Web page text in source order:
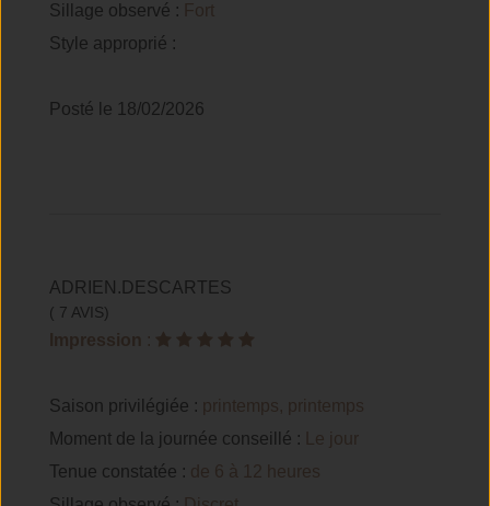
Sillage observé : Fort
Style approprié :
Posté le 18/02/2026
ADRIEN.DESCARTES
( 7 AVIS)
Impression :
Saison privilégiée : printemps, printemps
Moment de la journée conseillé :
Le jour
Tenue constatée : de 6 à 12 heures